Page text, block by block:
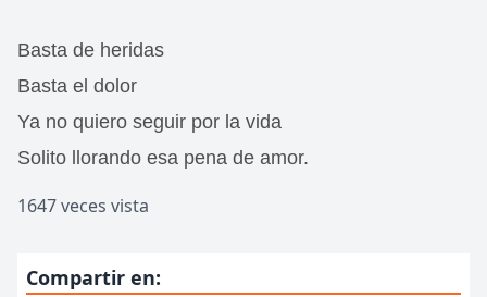
Basta de heridas
Basta el dolor
Ya no quiero seguir por la vida
Solito llorando esa pena de amor.
1647 veces vista
Compartir en: